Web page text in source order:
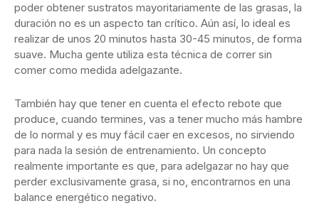
poder obtener sustratos mayoritariamente de las grasas, la
duración no es un aspecto tan crítico. Aún así, lo ideal es
realizar de unos 20 minutos hasta 30-45 minutos, de forma
suave. Mucha gente utiliza esta técnica de correr sin
comer como medida adelgazante.
También hay que tener en cuenta el efecto rebote que
produce, cuando termines, vas a tener mucho más hambre
de lo normal y es muy fácil caer en excesos, no sirviendo
para nada la sesión de entrenamiento. Un concepto
realmente importante es que, para adelgazar no hay que
perder exclusivamente grasa, si no, encontrarnos en una
balance energético negativo.